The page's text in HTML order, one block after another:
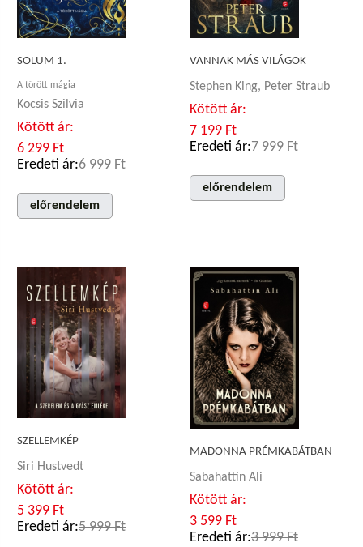
SOLUM 1.
A törött mágia
Kocsis Szilvia
Kötött ár:
6 299 Ft
Eredeti ár:6 999 Ft
előrendelem
VANNAK MÁS VILÁGOK
Stephen King, Peter Straub
Kötött ár:
7 199 Ft
Eredeti ár:7 999 Ft
előrendelem
SZELLEMKÉP
Siri Hustvedt
Kötött ár:
5 399 Ft
Eredeti ár:5 999 Ft
MADONNA PRÉMKABÁTBAN
Sabahattin Ali
Kötött ár:
3 599 Ft
Eredeti ár:3 999 Ft